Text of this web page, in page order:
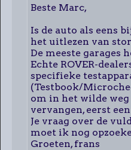
Beste Marc,
Is de auto als eens
het uitlezen van
De meeste garages
Echte ROVER-
specifieke
(Testbook/
om in het wilde
vervangen, eerst
Je vraag over de
moet ik nog
Groeten, frans